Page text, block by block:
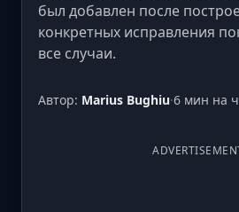
был добавлен после
конкретных исправления
все случаи.
Автор: Marius Bughiu·6 мин на